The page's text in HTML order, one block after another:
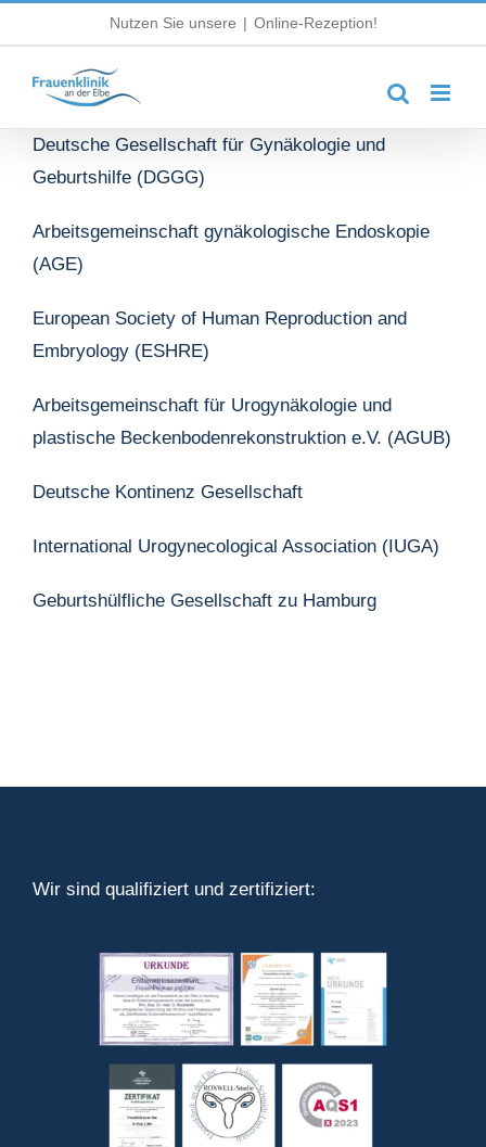
Inhalt
springen
Nutzen Sie unsere | Online-Rezeption!
Deutsche Gesellschaft für Gynäkologie und
Geburtshilfe (DGGG)
Arbeitsgemeinschaft gynäkologische Endoskopie
(AGE)
European Society of Human Reproduction and
Embryology (ESHRE)
Arbeitsgemeinschaft für Urogynäkologie und
plastische Beckenbodenrekonstruktion e.V. (AGUB)
Deutsche Kontinenz Gesellschaft
International Urogynecological Association (IUGA)
Geburtshülfliche Gesellschaft zu Hamburg
Wir sind qualifiziert und zertifiziert: